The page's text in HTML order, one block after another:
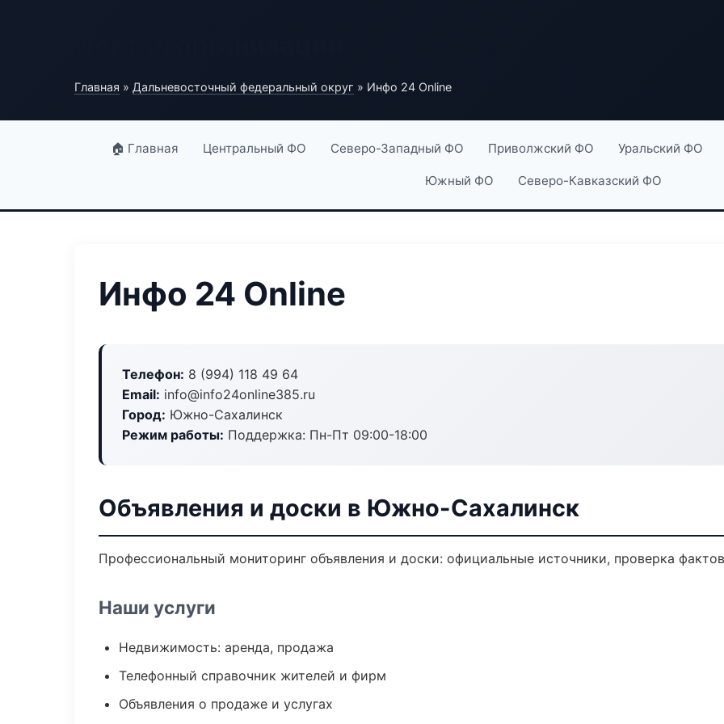
Главная » Дальневосточный федеральный округ » Инфо 24 Online
🏠 Главная Центральный ФО Северо-Западный ФО Приволжский ФО Уральский ФО
Южный ФО Северо-Кавказский ФО
Инфо 24 Online
Телефон: 8 (994) 118 49 64
Email: info@info24online385.ru
Город: Южно-Сахалинск
Режим работы: Поддержка: Пн-Пт 09:00-18:00
Объявления и доски в Южно-Сахалинск
Профессиональный мониторинг объявления и доски: официальные источники, проверка
Наши услуги
Недвижимость: аренда, продажа
Телефонный справочник жителей и фирм
Объявления о продаже и услугах